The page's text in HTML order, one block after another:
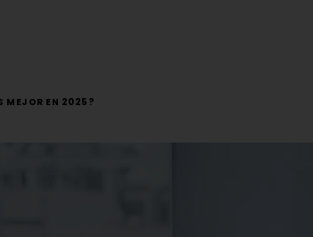
MEJOR EN 2025?